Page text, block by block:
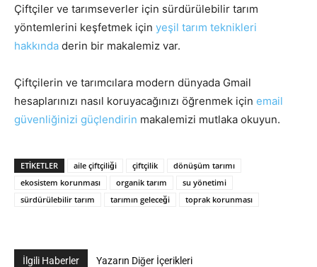
Çiftçiler ve tarımseverler için sürdürülebilir tarım
yöntemlerini keşfetmek için yeşil tarım teknikleri
hakkında derin bir makalemiz var.
Çiftçilerin ve tarımcılara modern dünyada Gmail
hesaplarınızı nasıl koruyacağınızı öğrenmek için email
güvenliğinizi güçlendirin makalemizi mutlaka okuyun.
ETIKETLER aile çiftçiliği çiftçilik
dönüşüm tarımı
ekosistem korunması
organik tarım
su yönetimi
sürdürülebilir tarım
tarımın geleceği toprak korunması
İlgili Haberler Yazarın Diğer İçerikleri